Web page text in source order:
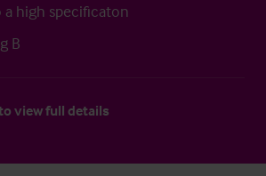
a high specificaton
B
view full details